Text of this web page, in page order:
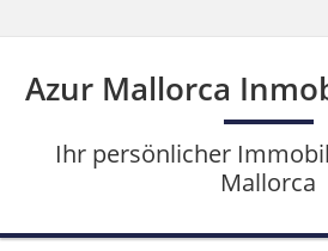
Azur Mallorca
Ihr persönlicher
Mallorca